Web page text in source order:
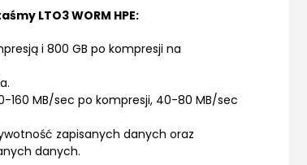
LTO3 WORM HPE:
i 800 GB po kompresji na
160 MB/sec po kompresji, 40-80 MB/sec
zapisanych danych oraz
danych.